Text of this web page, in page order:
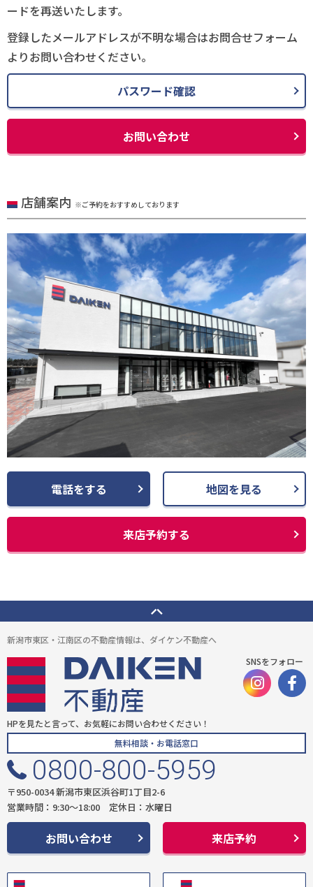
ードを再送いたします。
登録したメールアドレスが不明な場合はお問合せフォーム
よりお問い合わせください。
パスワード確認
お問い合わせ
店舗案内 ※ご予約をおすすめしております
電話をする 地図を見る
来店予約する
新潟市東区・江南区の不動産情報は、ダイケン不動産へ
SNSをフォロー
HPを見たと言って、お気軽にお問い合わせください！
無料相談・お電話窓口
0800-800-5959
〒950-0034 新潟市東区浜谷町1丁目2-6
営業時間：9:30〜18:00 定休日：水曜日
お問い合わせ 来店予約